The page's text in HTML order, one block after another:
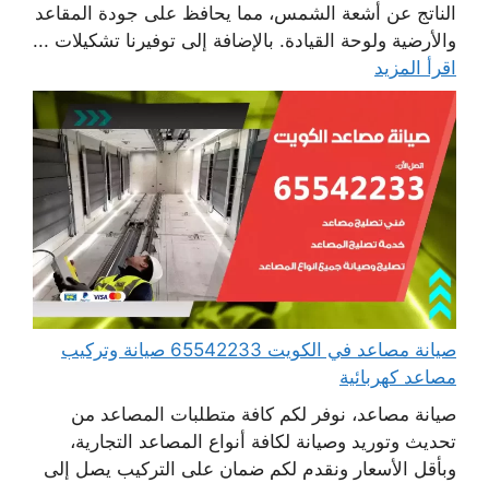
الناتج عن أشعة الشمس، مما يحافظ على جودة المقاعد
والأرضية ولوحة القيادة. بالإضافة إلى توفيرنا تشكيلات ...
اقرأ المزيد
صيانة مصاعد في الكويت 65542233 صيانة وتركيب
مصاعد كهربائية
صيانة مصاعد، نوفر لكم كافة متطلبات المصاعد من
تحديث وتوريد وصيانة لكافة أنواع المصاعد التجارية،
وبأقل الأسعار ونقدم لكم ضمان على التركيب يصل إلى